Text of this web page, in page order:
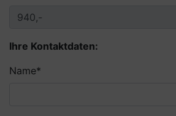
Ihre Kontaktdaten:
Pflichtfeld
Name*